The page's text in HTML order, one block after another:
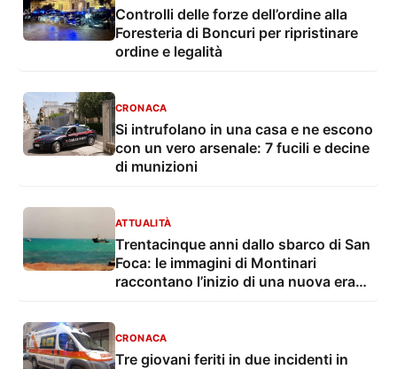
Controlli delle forze dell’ordine alla
Foresteria di Boncuri per ripristinare
ordine e legalità
CRONACA
Si intrufolano in una casa e ne escono
con un vero arsenale: 7 fucili e decine
di munizioni
ATTUALITÀ
Trentacinque anni dallo sbarco di San
Foca: le immagini di Montinari
raccontano l’inizio di una nuova era
CRONACA
Tre giovani feriti in due incidenti in